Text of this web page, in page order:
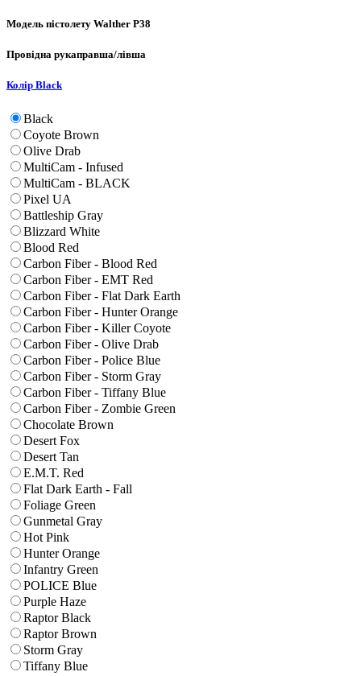
Модель пістолету Walther P38
Провідна рукаправша/лівша
Колір Black
Black
Coyote Brown
Olive Drab
MultiCam - Infused
MultiCam - BLACK
Pixel UA
Battleship Gray
Blizzard White
Blood Red
Carbon Fiber - Blood Red
Carbon Fiber - EMT Red
Carbon Fiber - Flat Dark Earth
Carbon Fiber - Hunter Orange
Carbon Fiber - Killer Coyote
Carbon Fiber - Olive Drab
Carbon Fiber - Police Blue
Carbon Fiber - Storm Gray
Carbon Fiber - Tiffany Blue
Carbon Fiber - Zombie Green
Chocolate Brown
Desert Fox
Desert Tan
E.M.T. Red
Flat Dark Earth - Fall
Foliage Green
Gunmetal Gray
Hot Pink
Hunter Orange
Infantry Green
POLICE Blue
Purple Haze
Raptor Black
Raptor Brown
Storm Gray
Tiffany Blue